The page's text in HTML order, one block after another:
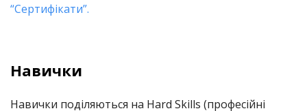
“Сертифікати”.
Навички
Навички поділяються на Hard Skills (професійні